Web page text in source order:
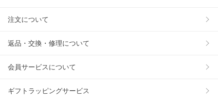
注文について
返品・交換・修理について
会員サービスについて
ギフトラッピングサービス